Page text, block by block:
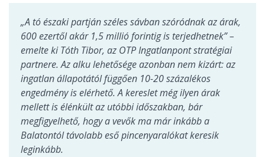
„A tó északi partján széles sávban szóródnak az árak,
600 ezertől akár 1,5 millió forintig is terjedhetnek” –
emelte ki Tóth Tibor, az OTP Ingatlanpont stratégiai
partnere. Az alku lehetősége azonban nem kizárt: az
ingatlan állapotától függően 10-20 százalékos
engedmény is elérhető. A kereslet még ilyen árak
mellett is élénkült az utóbbi időszakban, bár
megfigyelhető, hogy a vevők ma már inkább a
Balatontól távolabb eső pincenyaralókat keresik
leginkább.